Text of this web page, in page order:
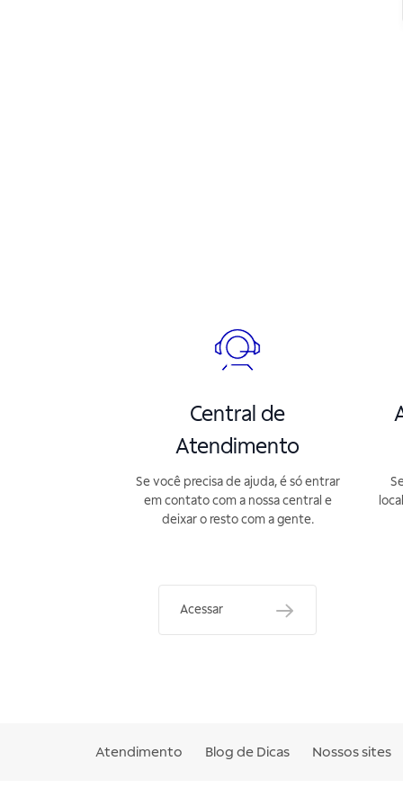
Central de
Atendimento
Se você precisa de ajuda, é só entrar
em contato com a nossa central e
deixar o resto com a gente.
Acessar
Atendimento Blog de Dicas Nossos sites